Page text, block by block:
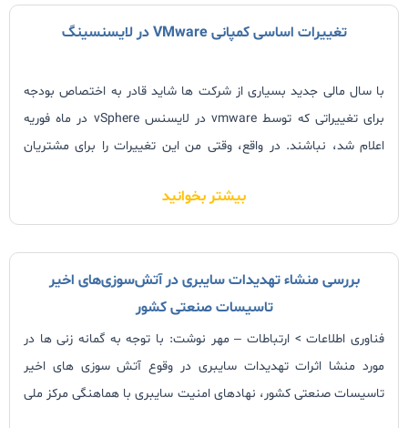
تغییرات اساسی کمپانی VMware در لایسنسینگ
با سال مالی جدید بسیاری از شرکت ها شاید قادر به اختصاص بودجه
برای تغییراتی که توسط vmware در لایسنس vSphere در ماه فوریه
اعلام شد، نباشند. در واقع، وقتی من این تغییرات را برای مشتریان
بیشتر بخوانید
بررسی منشاء تهدیدات سایبری در آتش‌سوزی‌های اخیر
تاسیسات صنعتی کشور
فناوری اطلاعات > ارتباطات – مهر نوشت: با توجه به گمانه زنی ها در
مورد منشا اثرات تهدیدات سایبری در وقوع آتش سوزی های اخیر
تاسیسات صنعتی کشور، نهادهای امنیت سایبری با هماهنگی مرکز ملی